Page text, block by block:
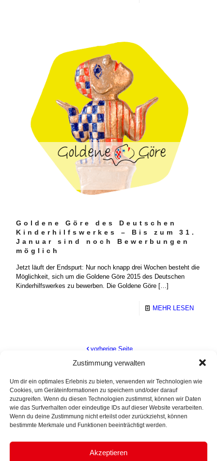
Zustimmung verwalten
Um dir ein optimales Erlebnis zu bieten, verwenden wir Technologien wie
Cookies, um Geräteinformationen zu speichern und/oder darauf
zuzugreifen. Wenn du diesen Technologien zustimmst, können wir Daten
wie das Surfverhalten oder eindeutige IDs auf dieser Website verarbeiten.
Wenn du deine Zustimmung nicht erteilst oder zurückziehst, können
bestimmte Merkmale und Funktionen beeinträchtigt werden.
Akzeptieren
Goldene Göre des Deutschen
Kinderhilfswerkes – Bis zum 31.
Januar sind noch Bewerbungen
möglich
Jetzt läuft der Endspurt: Nur noch knapp drei Wochen besteht die
Möglichkeit, sich um die Goldene Göre 2015 des Deutschen
Kinderhilfswerkes zu bewerben. Die Goldene Göre […]
MEHR LESEN
vorherige Seite
1 2 3 4 5 6 7 8
9 10 11
nächste Seite